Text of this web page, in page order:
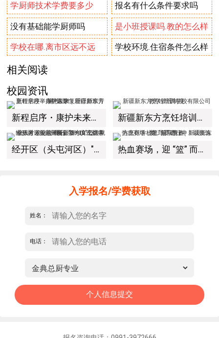
学厨师技术学费要多少 报名有什么条件要求吗
没有基础能学厨师吗 是小班授课吗.教的怎么样
学校在哪.离市区远不远 学校环境.住宿条件怎么样
相关阅读
校园资讯
新程启序・康护未来｜新疆新东方烹饪学校举办中医康复理疗师班开幕仪式！ 新疆新东方烹饪培训学校有限公司教学管理制度
经开区（头屯河区）"3+10"公共就业服务进校园暨新疆新东方烹饪学校人才双选会+校企签约仪式圆满举行 热血赛场，迎 “篮” 而上｜新疆新东方烹饪学校篮球赛进行中！以技筑梦，乐享青春
入学报名/学费获取
姓名：
电话：